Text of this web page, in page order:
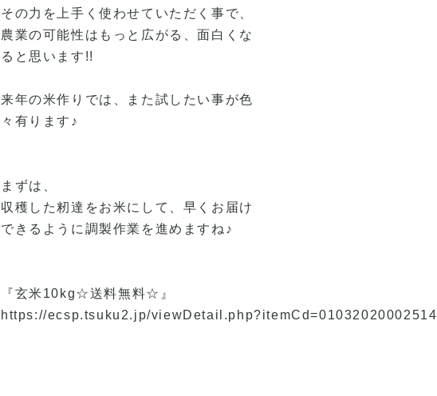
その力を上手く使わせていただく事で、
農業の可能性はもっと広がる、面白くな
ると思います!!
来年の米作りでは、また試したい事が色
々有ります♪
まずは、
収穫した籾達をお米にして、早くお届け
できるように調製作業を進めますね♪
『玄米10kg☆送料無料☆』
https://ecsp.tsuku2.jp/viewDetail.php?itemCd=01032020002514